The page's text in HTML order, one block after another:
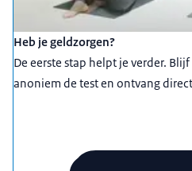
Heb je geldzorgen?
De eerste stap helpt je verder.
anoniem de test en ontvang